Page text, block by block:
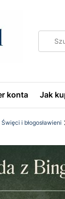
konta Jak
Święci i błogosławieni